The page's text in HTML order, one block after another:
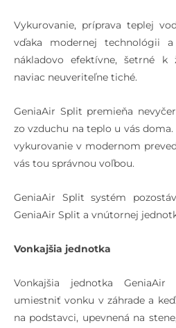
Vykurovanie, príprava teplej
vďaka modernej technológii a
nákladovo efektívne, šetrné k
naviac neuveriteľne tiché.
GeniaAir Split premieňa
zo vzduchu na teplo u vás
vykurovanie v modernom
vás tou správnou voľbou.
GeniaAir Split systém
GeniaAir Split a vnútornej
Vonkajšia jednotka
Vonkajšia jednotka
umiestniť vonku v záhrade a
na podstavci, upevnená na